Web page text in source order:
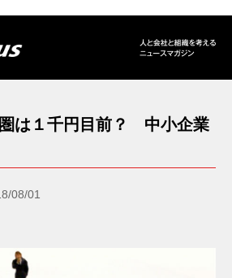
は１千円目前？ 中小企業
08/01